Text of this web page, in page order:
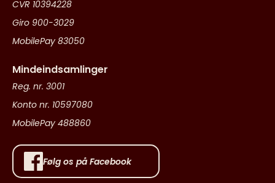
CVR 10394228
Giro 900-3029
MobilePay 83050
Mindeindsamlinger
Reg. nr. 3001
Konto nr. 10597080
MobilePay 488860
Følg os på Facebook